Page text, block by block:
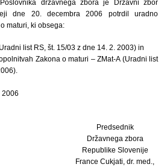
državnega zbora je Državni zbor
dne 20. decembra 2006 potrdil uradno
maturi, ki obsega:
list RS, št. 15/03 z dne 14. 2. 2003) in
Zakona o maturi – ZMat-A (Uradni list
2006
Predsednik
Državnega zbora
Republike Slovenije
France Cukjati, dr. med.,